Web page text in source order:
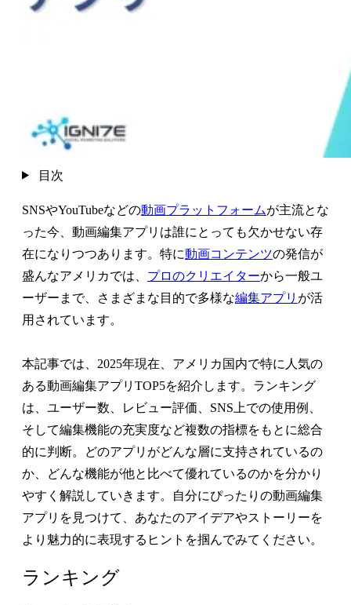
目次
SNSやYouTubeなどの動画プラットフォームが主流とな
った今、動画編集アプリは誰にとっても欠かせない存
在になりつつあります。特に動画コンテンツの発信が
盛んなアメリカでは、 プロのクリエイターから一般ユ
ーザーまで、さまざまな目的で多様な編集アプリ が活
用されています。
本記事では、2025年現在、アメリカ国内で特に人気の
ある動画編集アプリTOP5を紹介します。ランキング
は、ユーザー数、レビュー評価、SNS上での使用例、
そして編集機能の充実度など複数の指標をもとに総合
的に判断。どのアプリがどんな層に支持されているの
か、どんな機能が他と比べて優れているのかを分かり
やすく解説していきます。自分にぴったりの動画編集
アプリを見つけて、あなたのアイデアやストーリーを
より魅力的に表現するヒントを掴んでみてください。
ランキング